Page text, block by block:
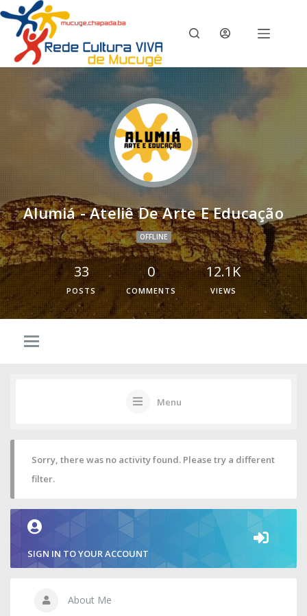
Alumiá - Ateliê De Arte E Educação
OFFLINE
33
POSTS
0
COMMENTS
12.1K
VIEWS
Menu
Sorry, there was no activity found. Please try a different
filter.
SIGN IN TO YOUR ACCOUNT
About Me